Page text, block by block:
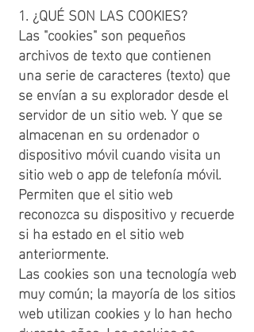
1. ¿QUÉ SON LAS COOKIES?
Las "cookies" son pequeños
archivos de texto que contienen
una serie de caracteres (texto) que
se envían a su explorador desde el
servidor de un sitio web. Y que se
almacenan en su ordenador o
dispositivo móvil cuando visita un
sitio web o app de telefonía móvil.
Permiten que el sitio web
reconozca su dispositivo y recuerde
si ha estado en el sitio web
anteriormente.
Las cookies son una tecnología web
muy común; la mayoría de los sitios
web utilizan cookies y lo han hecho